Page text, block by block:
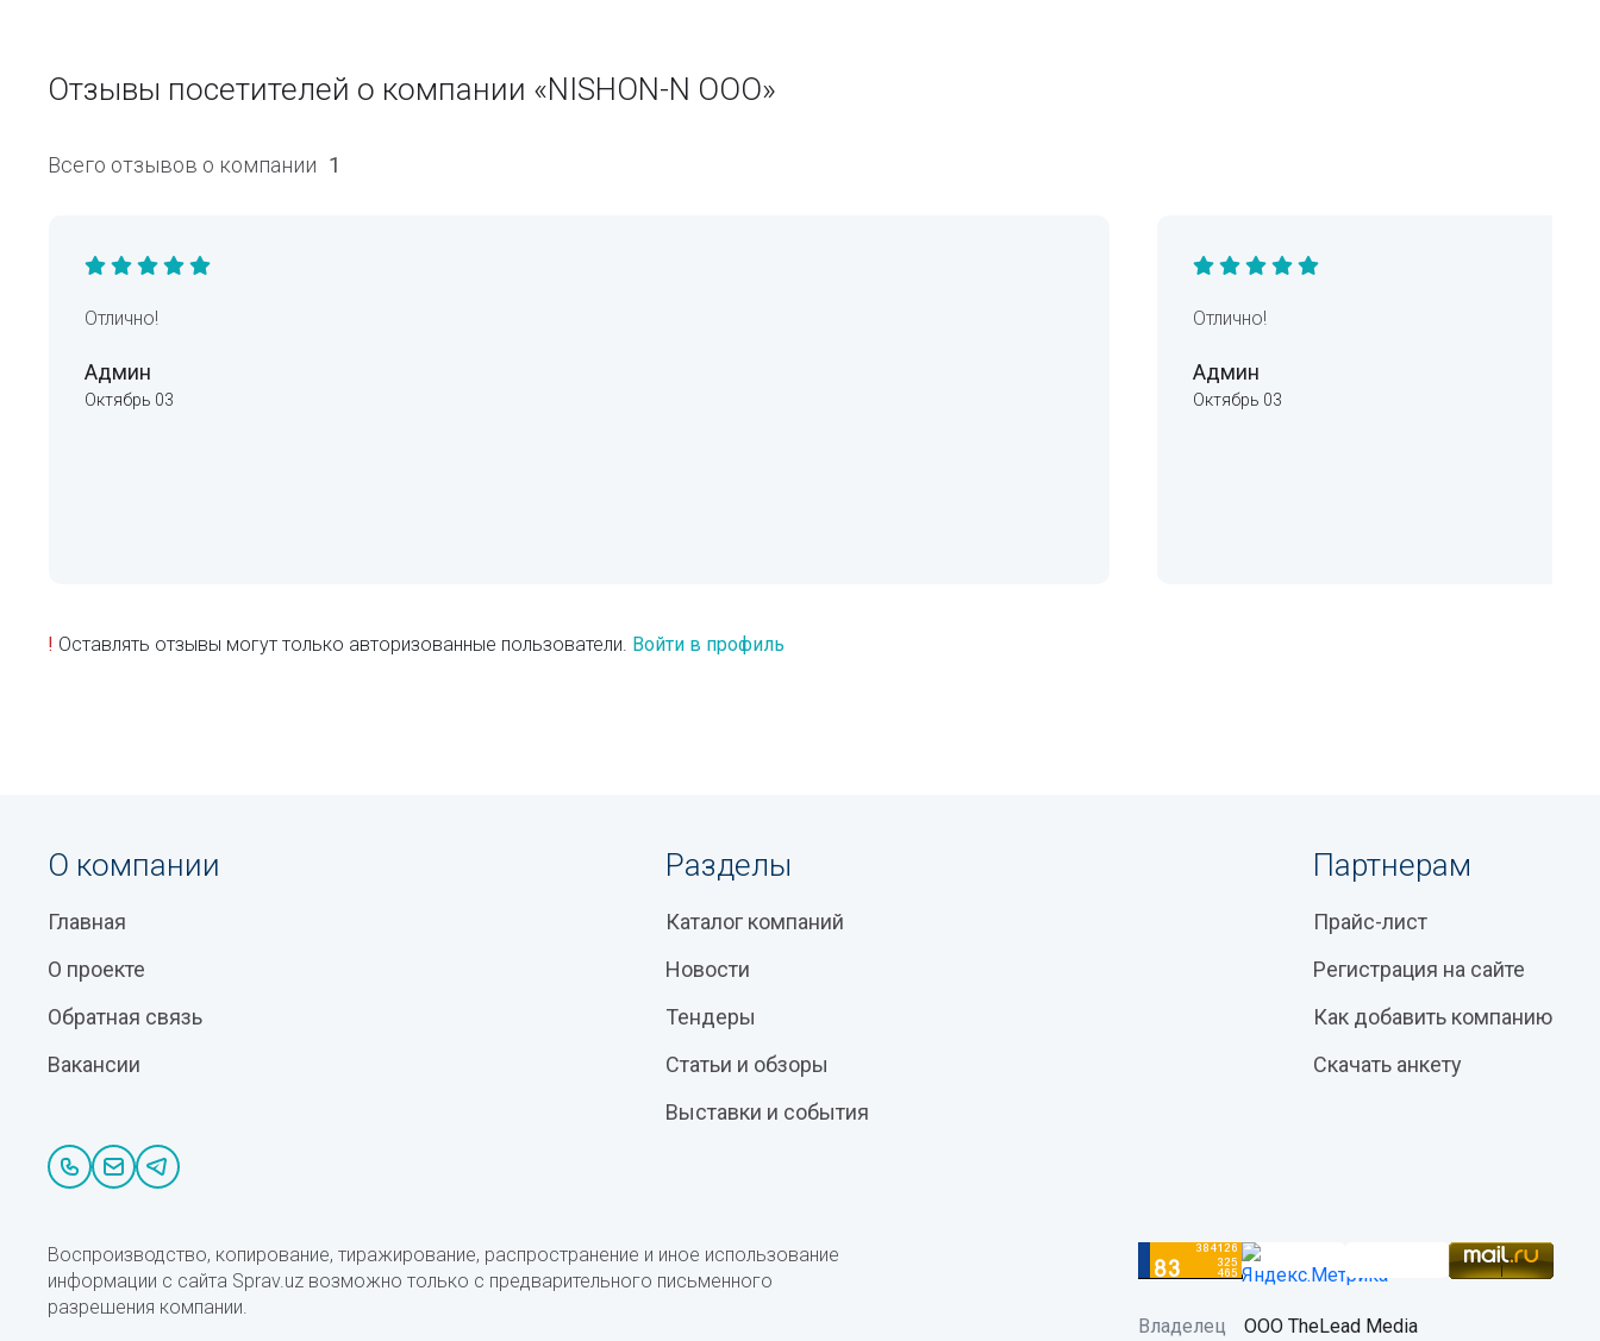
Отзывы посетителей о компании «NISHON-N ООО»
Всего отзывов о компании 1
Отлично!
Админ
Октябрь 03
Отлично!
Админ
Октябрь 03
! Оставлять отзывы могут только авторизованные пользователи. Войти в профиль
О компании
Главная
О проекте
Обратная связь
Вакансии
Разделы
Каталог компаний
Новости
Тендеры
Статьи и обзоры
Выставки и события
Партнерам
Прайс-лист
Регистрация на сайте
Как добавить компанию
Скачать анкету
Воспроизводство, копирование, тиражирование, распространение и иное использование
информации с сайта Sprav.uz возможно только с предварительного письменного
разрешения компании.
Владелец ООО TheLead Media